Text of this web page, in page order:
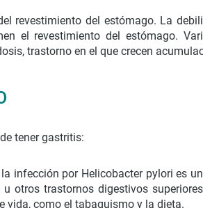
revestimiento del estómago. La
el revestimiento del estómago.
trastorno en el que crecen
tener gastritis:
infección por Helicobacter pylori es
otros trastornos digestivos
vida, como el tabaquismo y la dieta.